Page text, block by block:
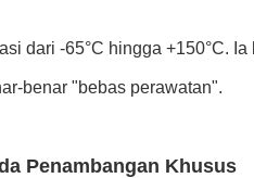
dari -65°C hingga +150°C.
benar "bebas perawatan".
Penambangan Khusus